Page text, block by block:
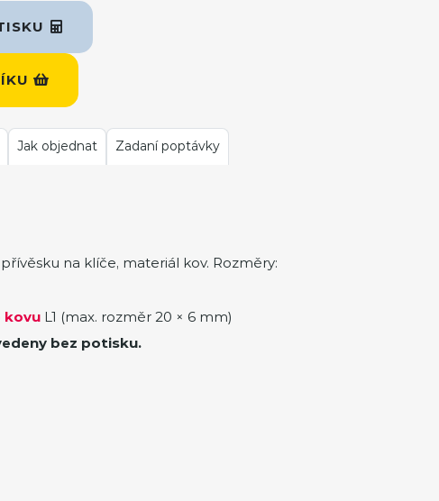
Jak objednat Zadaní poptávky
na klíče, materiál kov. Rozměry:
kovu L1 (max. rozměr 20 × 6 mm)
bez potisku.